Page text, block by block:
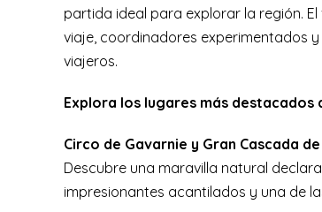
partida ideal para explorar la región.
viaje, coordinadores experimentados
viajeros.
Explora los lugares más destacados
Circo de Gavarnie y Gran Cascada
Descubre una maravilla natural
impresionantes acantilados y una de